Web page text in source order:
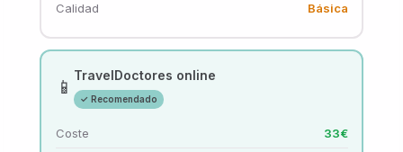
Calidad Básica
📱
TravelDoctores online
✓ Recomendado
Coste 33€